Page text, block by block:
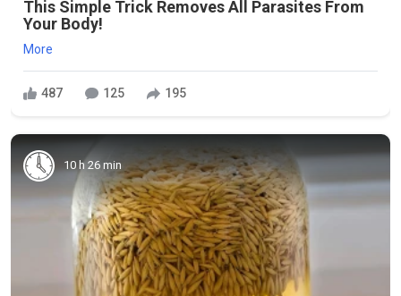
This Simple Trick Removes All Parasites From
Your Body!
More
487 125 195
10 h 26 min